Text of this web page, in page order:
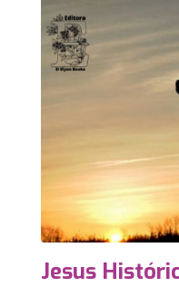
Jesus